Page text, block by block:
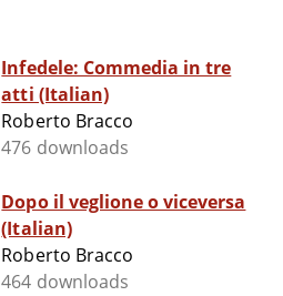
Infedele: Commedia in tre
atti (Italian)
Roberto Bracco
476 downloads
Dopo il veglione o viceversa
(Italian)
Roberto Bracco
464 downloads